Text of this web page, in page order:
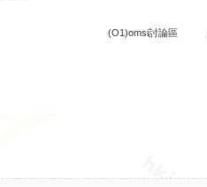
(O1)omsi討論區